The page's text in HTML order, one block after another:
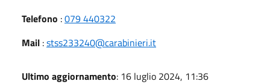
Telefono :079 440322
Mail :stss233240@carabinieri.it
Ultimo aggiornamento: 16 luglio 2024, 11:36